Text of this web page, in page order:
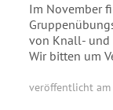
Im November
von Knall- und
Wir bitten um
veröffentlicht am